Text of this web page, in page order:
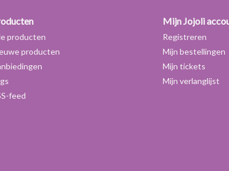
producten
producten
feed
Mijn Jojoli
Registreren
Mijn bestellingen
Mijn tickets
Mijn verlanglijst